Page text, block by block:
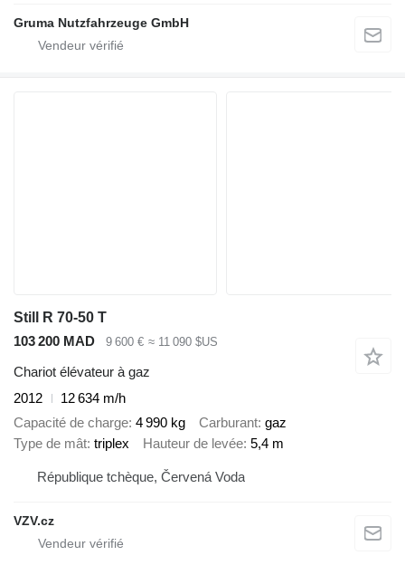
Gruma Nutzfahrzeuge GmbH
Still R 70-50 T
103 200 MAD
9 600 € ≈ 11 090 $US
Chariot élévateur à gaz
2012
12 634 m/h
Capacité de charge 4 990 kg Carburant gaz
Type de mât triplex Hauteur de levée 5,4 m
République tchèque, Červená Voda
VZV.cz